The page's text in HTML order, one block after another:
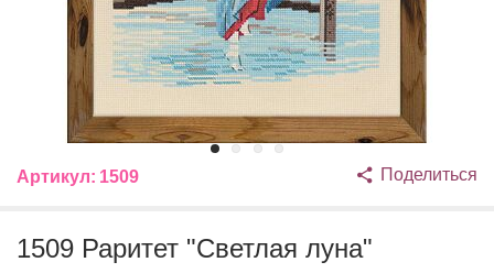
Артикул: 1509 Поделиться
1509 Раритет "Светлая луна"